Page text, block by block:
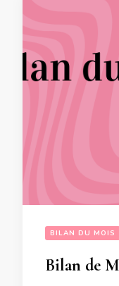
BILAN DU MOIS
Bilan de